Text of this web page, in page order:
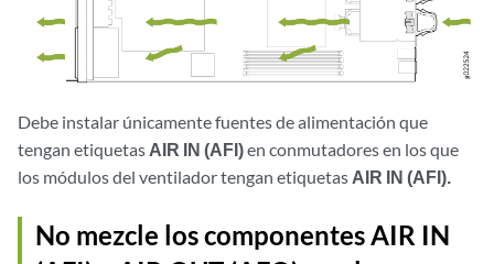
Debe instalar únicamente fuentes de alimentación que
tengan etiquetas AIR IN (AFI)en conmutadores en los que
los módulos del ventilador tengan etiquetas AIR IN (AFI).
No mezcle los componentes AIR IN